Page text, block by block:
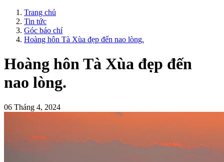
Trang chủ
Tin tức
Góc báo chí
Hoàng hôn Tà Xùa đẹp đến nao lòng.
Hoàng hôn Tà Xùa đẹp đến
nao lòng.
06 Tháng 4, 2024